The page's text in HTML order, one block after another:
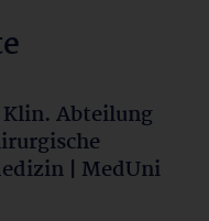
Abteilung
| MedUni